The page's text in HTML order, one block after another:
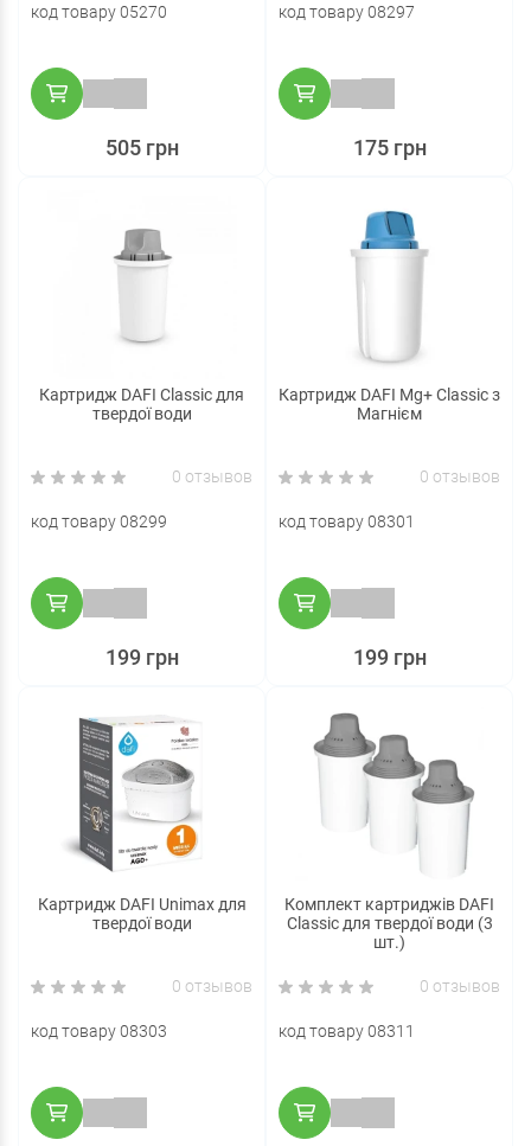
код товару 05270
505 грн
код товару 08297
175 грн
Картридж DAFI Classic для
твердої води
0 отзывов
код товару 08299
199 грн
Картридж DAFI Mg+ Classic з
Магнієм
0 отзывов
код товару 08301
199 грн
Картридж DAFI Unimax для
твердої води
0 отзывов
код товару 08303
Комплект картриджів DAFI
Classic для твердої води (3
шт.)
0 отзывов
код товару 08311